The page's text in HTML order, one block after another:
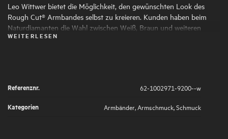
Leo Wittwer bietet die Möglichkeit, den gewünschten Look des
Rough Cut® Armbandes selbst zu kreieren. Kunden haben beim
Naturdiamanten die Wahl zwischen Weiß, Braun und weiteren
Fancy Colors. Das filigrane Gehäuse wird auf Wunsch aus Weißgold
WEITERLESEN
Referenznr.
62-1002971-9200--w
Kategorien
Armbänder Armschmuck Schmuck